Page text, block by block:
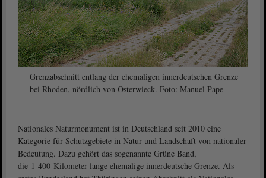
Grenzabschnitt entlang der ehemaligen innerdeutschen Grenze
bei Rhoden, nördlich von Osterwieck. Foto: Manuel Pape
Nationales Naturmonument ist in Deutschland seit 2010 eine
Kategorie für Schutzgebiete in Natur und Landschaft von nationaler
Bedeutung. Dazu gehört das sogenannte Grüne Band,
die 1 400 Kilometer lange ehemalige innerdeutsche Grenze. Als